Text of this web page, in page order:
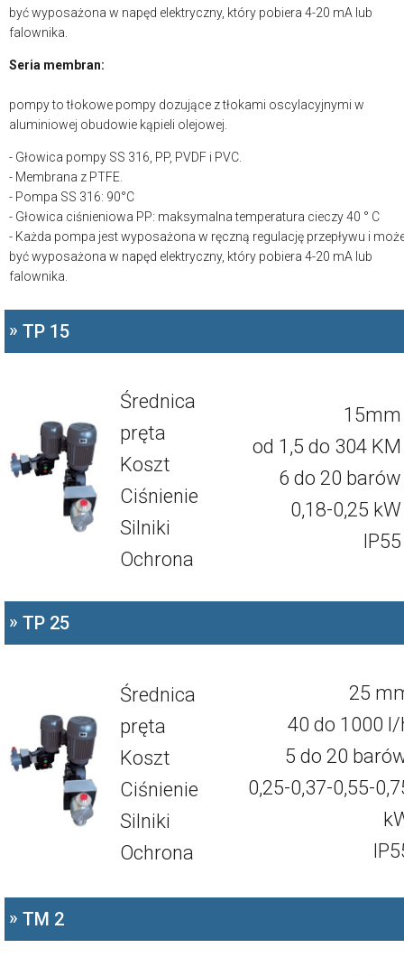
być wyposażona w napęd elektryczny, który pobiera 4-20 mA lub
falownika.
Seria membran:
pompy to tłokowe pompy dozujące z tłokami oscylacyjnymi w
aluminiowej obudowie kąpieli olejowej.
- Głowica pompy SS 316, PP, PVDF i PVC.
- Membrana z PTFE.
- Pompa SS 316: 90°C
- Głowica ciśnieniowa PP: maksymalna temperatura cieczy 40 ° C
- Każda pompa jest wyposażona w ręczną regulację przepływu i
być wyposażona w napęd elektryczny, który pobiera 4-20 mA lub
falownika.
» TP 15
Średnica
pręta
Koszt
Ciśnienie
Silniki
Ochrona
15mm
od 1,5 do 304 KM
6 do 20 barów
0,18-0,25 kW
IP55
» TP 25
Średnica
pręta
Koszt
Ciśnienie
Silniki
Ochrona
25
40 do 1000
5 do 20
0,25-0,37-0,55-
» TM 2